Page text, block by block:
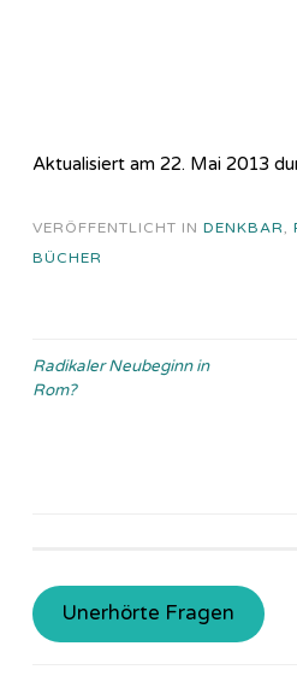
Aktualisiert am 22. Mai 2013
VERÖFFENTLICHT IN DENKBAR,
BÜCHER
Beitragsnavigation
Radikaler Neubeginn in
Rom?
Unerhörte Fragen